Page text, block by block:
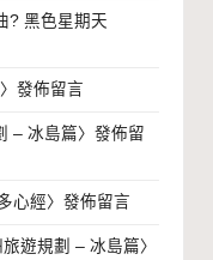
? 黑色星期天
〉發佈留言
– 冰島篇〉發佈留
心經〉發佈留言
遊規劃 – 冰島篇〉